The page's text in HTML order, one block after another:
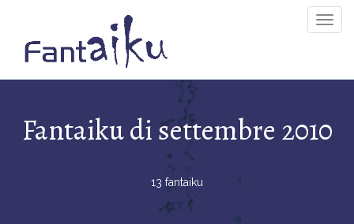
Fantaiku di settembre 2010
13 fantaiku